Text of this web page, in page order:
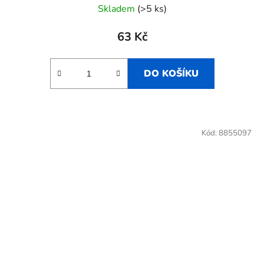
Skladem (>5 ks)
63 Kč
DO KOŠÍKU
Kód: 8855097